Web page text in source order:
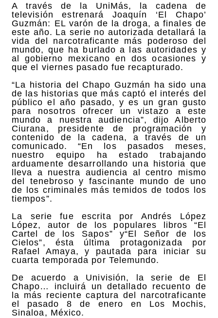
A través de la UniMás, la cadena de
televisión estrenará Joaquín ‘El Chapo’
Guzmán: EL varón de la droga, a finales de
este año. La serie no autorizada detallará la
vida del narcotraficante más poderoso del
mundo, que ha burlado a las autoridades y
al gobierno mexicano en dos ocasiones y
que el viernes pasado fue recapturado.
“La historia del Chapo Guzmán ha sido una
de las historias que más captó el interés del
público el año pasado, y es un gran gusto
para nosotros ofrecer un vistazo a este
mundo a nuestra audiencia”, dijo Alberto
Ciurana, presidente de programación y
contenido de la cadena, a través de un
comunicado. “En los pasados meses,
nuestro equipo ha estado trabajando
arduamente desarrollando una historia que
lleva a nuestra audiencia al centro mismo
del tenebroso y fascinante mundo de uno
de los criminales más temidos de todos los
tiempos”.
La serie fue escrita por Andrés López
López, autor de los populares libros “El
Cartel de los Sapos” y“El Señor de los
Cielos”, ésta última protagonizada por
Rafael Amaya, y pautada para iniciar su
cuarta temporada por Telemundo.
De acuerdo a Univisión, la serie de El
Chapo… incluirá un detallado recuento de
la más reciente captura del narcotraficante
el pasado 8 de enero en Los Mochis,
Sinaloa, México.